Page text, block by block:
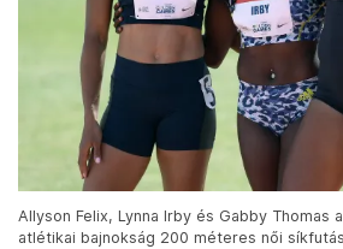
Allyson Felix, Lynna Irby és Gabby Thomas
atlétikai bajnokság 200 méteres női